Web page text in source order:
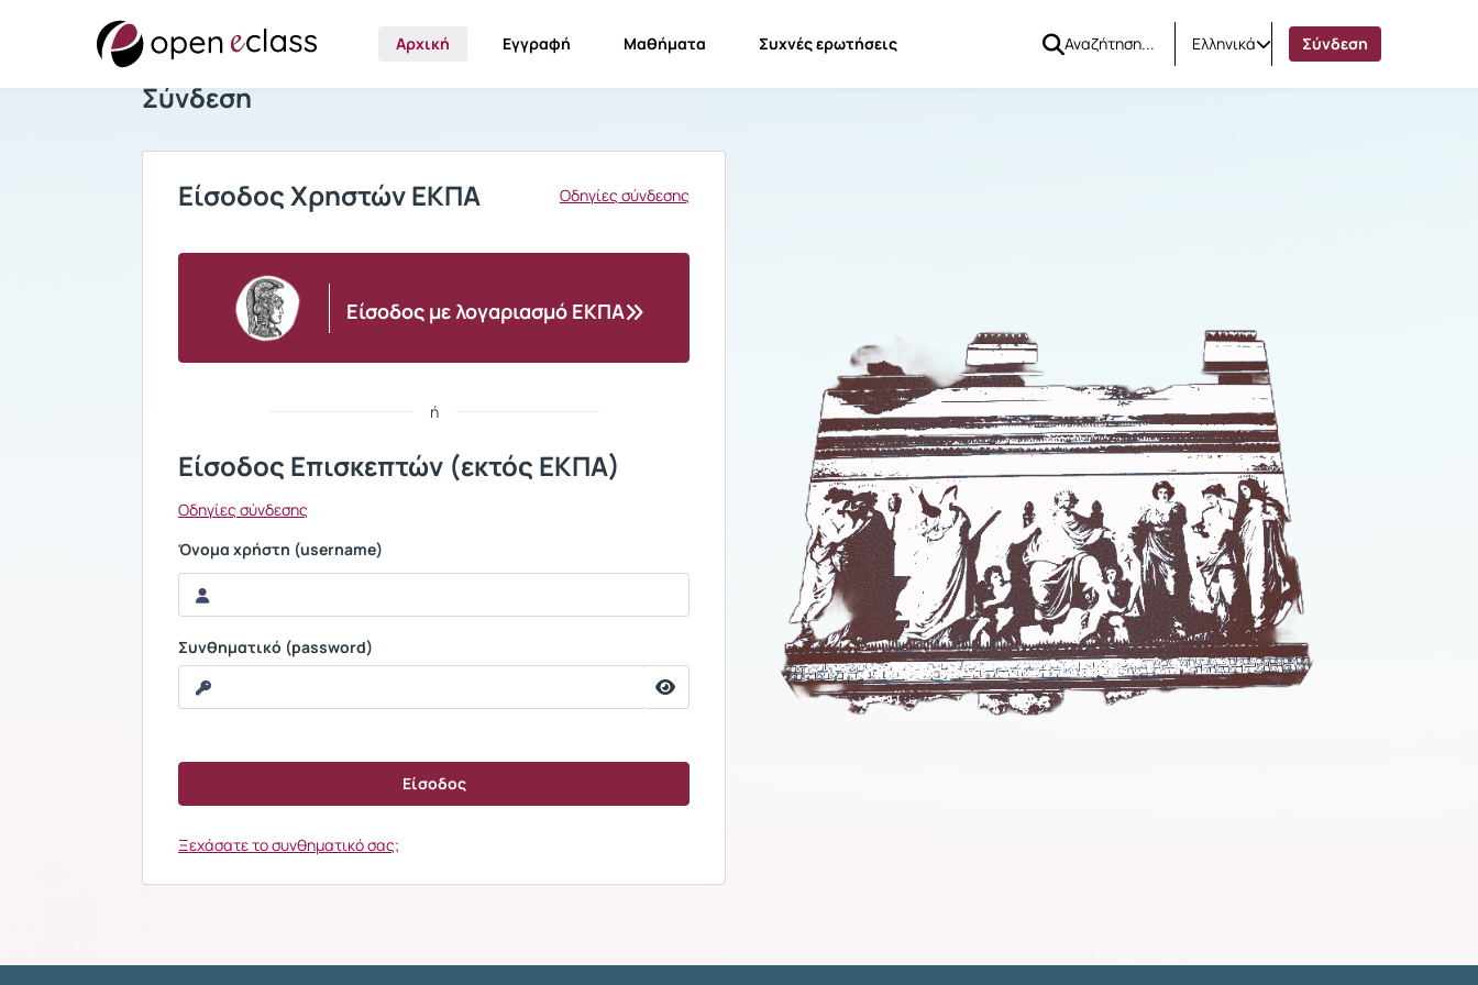
Αρχική Εγγραφή Μαθήματα Συχνές ερωτήσεις Ελληνικά Σύνδεση
Σύνδεση
Είσοδος Χρηστών ΕΚΠΑ Οδηγίες σύνδεσης
Είσοδος με λογαριασμό ΕΚΠΑ
ή
Είσοδος Επισκεπτών (εκτός ΕΚΠΑ)
Οδηγίες σύνδεσης
Όνομα χρήστη (username)
Συνθηματικό (password)
Ξεχάσατε το συνθηματικό σας;